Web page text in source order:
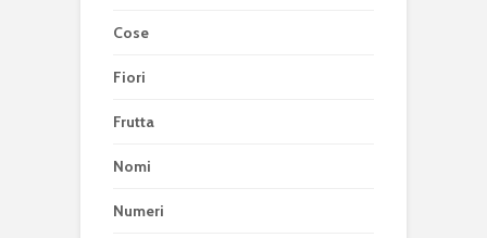
Cose
Fiori
Frutta
Nomi
Numeri